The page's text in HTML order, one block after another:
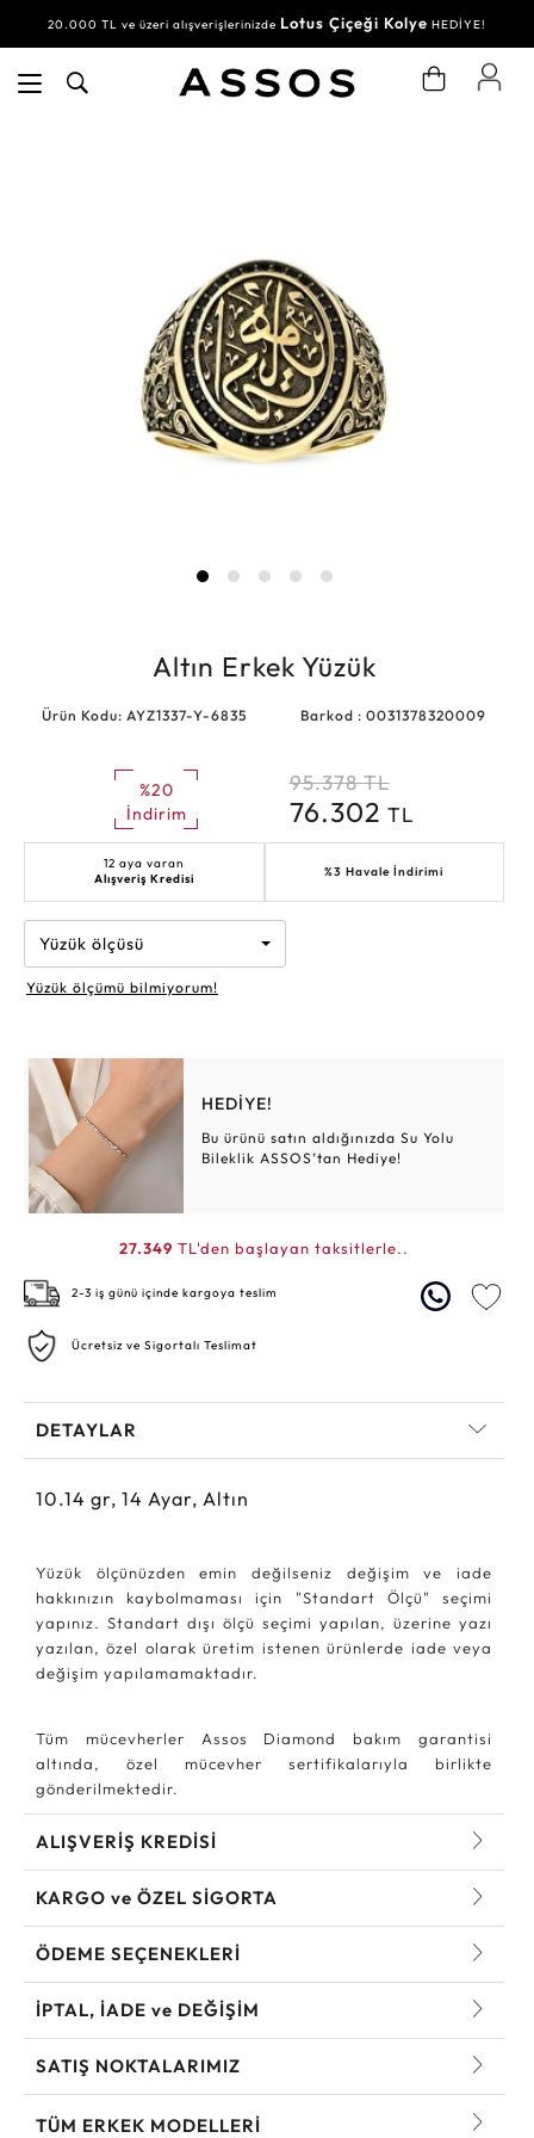
20.000 TL ve üzeri alışverişlerinizde Lotus Çiçeği Kolye HEDİYE!
Altın Erkek Yüzük
Ürün Kodu: AYZ1337-Y-6835 Barkod : 0031378320009
%20
İndirim
95.378 TL
76.302 TL
12 aya varan
Alışveriş Kredisi
%3 Havale İndirimi
Yüzük ölçüsü
Yüzük ölçümü bilmiyorum!
HEDİYE!
Bu ürünü satın aldığınızda Su Yolu
Bileklik ASSOS’tan Hediye!
27.349 TL'den başlayan taksitlerle..
2-3 iş günü içinde kargoya teslim
Ücretsiz ve Sigortalı Teslimat
DETAYLAR
10.14 gr, 14 Ayar, Altın
Yüzük ölçünüzden emin değilseniz değişim ve iade
hakkınızın kaybolmaması için "Standart Ölçü" seçimi
yapınız. Standart dışı ölçü seçimi yapılan, üzerine yazı
yazılan, özel olarak üretim istenen ürünlerde iade veya
değişim yapılamamaktadır.
Tüm mücevherler Assos Diamond bakım garantisi
altında, özel mücevher sertifikalarıyla birlikte
gönderilmektedir.
ALIŞVERİŞ KREDİSİ
KARGO ve ÖZEL SİGORTA
ÖDEME SEÇENEKLERİ
İPTAL, İADE ve DEĞİŞİM
SATIŞ NOKTALARIMIZ
TÜM ERKEK MODELLERI